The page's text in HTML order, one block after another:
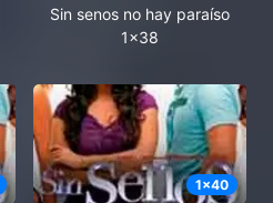
Sin senos no hay paraíso
1x38
1x40